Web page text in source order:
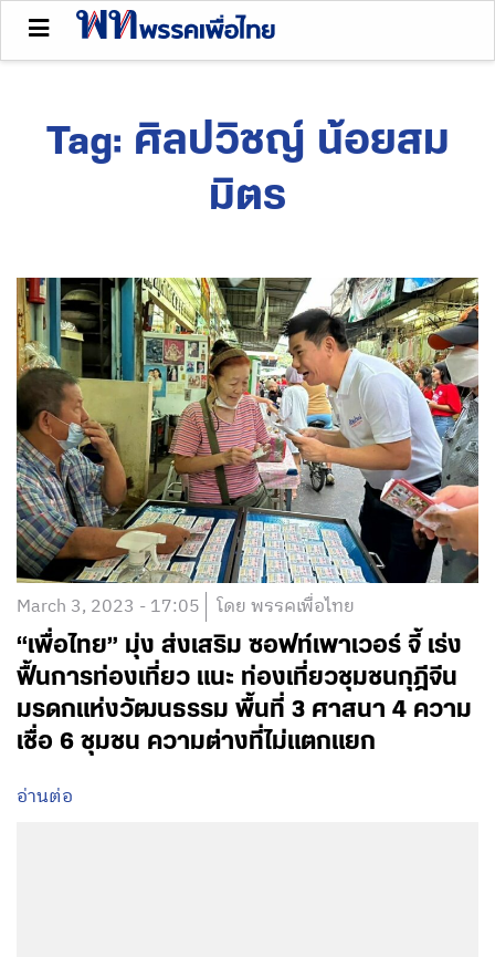
Tag: ศิลปวิชญ์ น้อยสม
มิตร
March 3, 2023 - 17:05 โดย พรรคเพื่อไทย
“เพื่อไทย” มุ่ง ส่งเสริม ซอฟท์เพาเวอร์ จี้ เร่ง
ฟื้นการท่องเที่ยว แนะ ท่องเที่ยวชุมชนกุฎีจีน
มรดกแห่งวัฒนธรรม พื้นที่ 3 ศาสนา 4 ความ
เชื่อ 6 ชุมชน ความต่างที่ไม่แตกแยก
อ่านต่อ